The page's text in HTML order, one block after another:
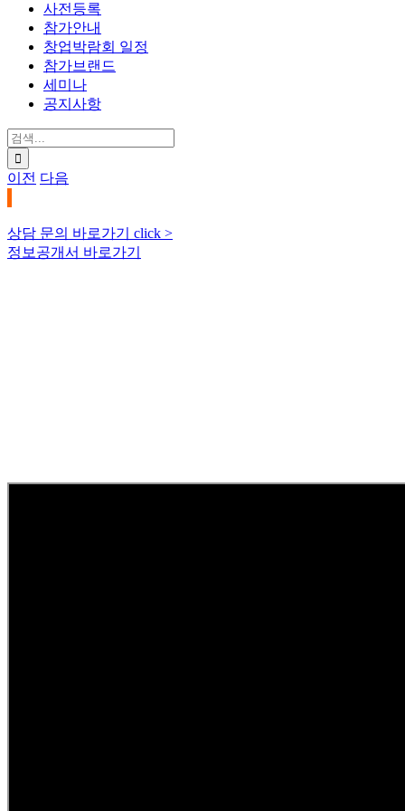
사전등록
참가안내
창업박람회 일정
참가브랜드
세미나
공지사항
검
색:
이전 다음
상담 문의 바로가기 click >
정보공개서 바로가기